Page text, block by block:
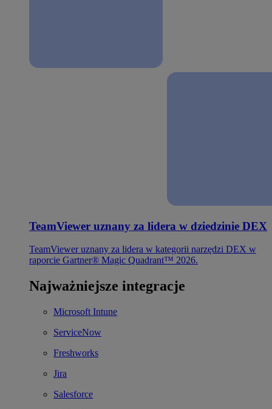
TeamViewer uznany za lidera w dziedzinie DEX
TeamViewer uznany za lidera w kategorii narzędzi DEX w
raporcie Gartner® Magic Quadrant™ 2026.
Najważniejsze integracje
Microsoft Intune
ServiceNow
Freshworks
Jira
Salesforce